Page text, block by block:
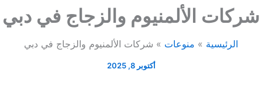
شركات الألمنيوم والزجاج في دبي
الرئيسية منوعات شركات الألمنيوم والزجاج في دبي
أكتوبر 8, 2025